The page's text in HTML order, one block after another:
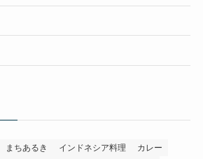
まちあるき インドネシア料理
カレー